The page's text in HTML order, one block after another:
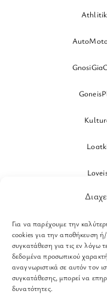
Για να παρέχουμε την
cookies για την αποθήκευση
συγκατάθεση για τις εν λόγω
δεδομένα προσωπικού
αναγνωριστικά σε αυτόν τον
συγκατάθεσης, μπορεί να
δυνατότητες.